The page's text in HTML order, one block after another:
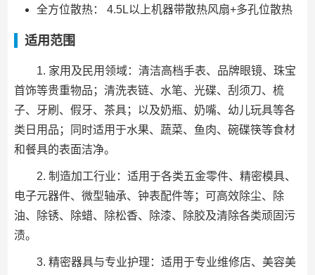
全方位散热： 4.5L以上机器带散热风扇+多孔位散热
适用范围
1. 家用及民用领域：清洁高档手表、品牌眼镜、珠宝
首饰等贵重物品；清洗表链、水笔、光碟、刮须刀、梳
子、牙刷、假牙、茶具；以及奶瓶、奶嘴、幼儿玩具等各
类日用品；同时适用于水果、蔬菜、鱼肉、碗碟筷等食材
和餐具的表面洁净。
2. 制造加工行业：适用于各类五金零件、精密模具、
电子元器件、微型轴承、钟表配件等；可高效除尘、除
油、除锈、除蜡、除松香、除漆、除胶及清除各类顽固污
渍。
3. 精密器具与专业护理：适用于专业维修店、美容美